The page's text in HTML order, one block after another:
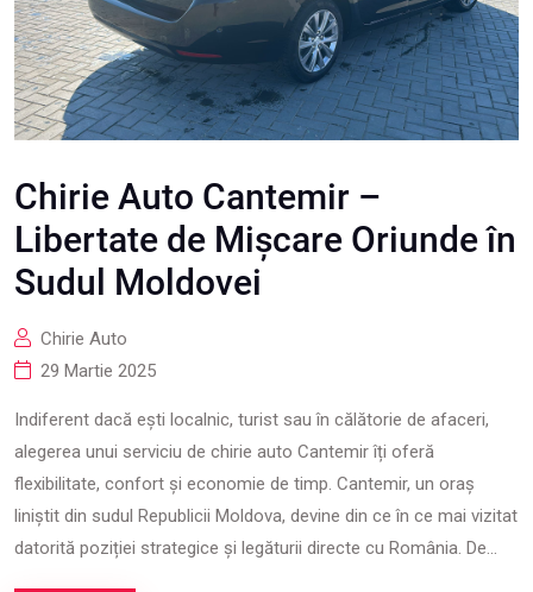
Chirie Auto Cantemir –
Libertate de Mișcare Oriunde în
Sudul Moldovei
Chirie Auto
29 Martie 2025
Indiferent dacă ești localnic, turist sau în călătorie de afaceri,
alegerea unui serviciu de chirie auto Cantemir îți oferă
flexibilitate, confort și economie de timp. Cantemir, un oraș
liniștit din sudul Republicii Moldova, devine din ce în ce mai vizitat
datorită poziției strategice și legăturii directe cu România. De...